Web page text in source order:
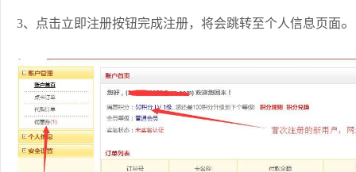
3、点击立即注册按钮完成注册，将会跳转至个人信息页面。